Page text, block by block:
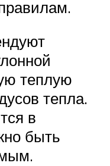
теплую
тепла.
в
быть